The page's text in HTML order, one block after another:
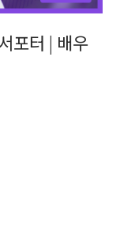
포터 | 배우